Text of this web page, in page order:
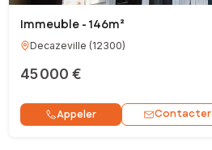
Immeuble - 146m²
Decazeville (12300)
45 000 €
Appeler Contacter